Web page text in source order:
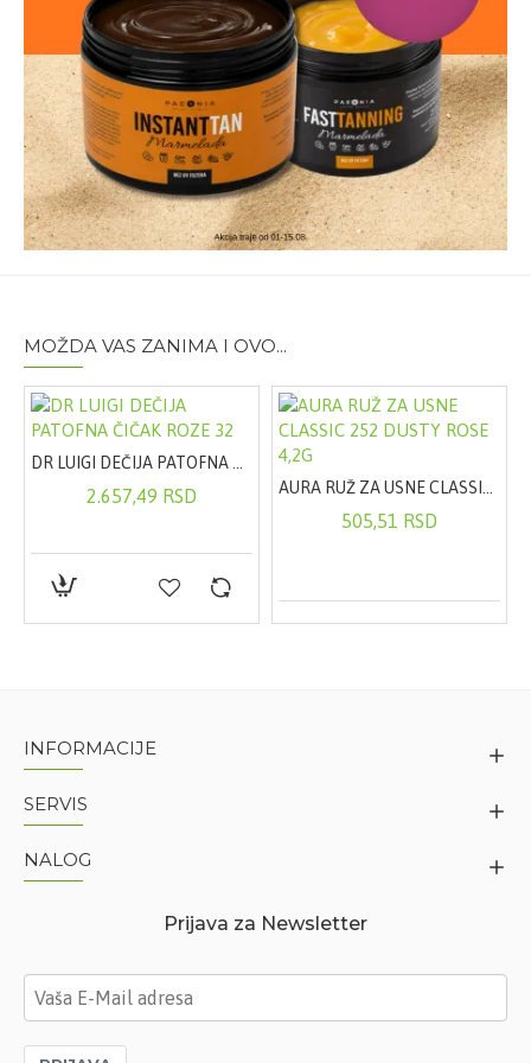
MOŽDA VAS ZANIMA I OVO...
2.657,49 RSD
505,51 RSD
INFORMACIJE
SERVIS
NALOG
Prijava za Newsletter